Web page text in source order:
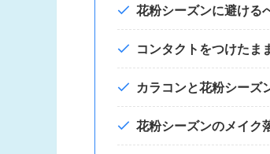
花粉シーズンに避ける
コンタクトをつけたま
カラコンと花粉シーズ
花粉シーズンのメイク